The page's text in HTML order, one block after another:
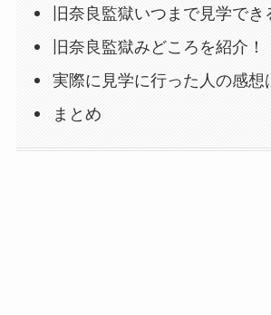
旧奈良監獄いつまで見学でき
旧奈良監獄みどころを紹介！
実際に見学に行った人の感想
まとめ